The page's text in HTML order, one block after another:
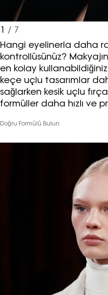
1 / 7
Hangi eyelinerla daha
kontrollüsünüz?
en kolay
keçe uçlu tasarımlar
sağlarken kesik uçlu
formüller daha hızlı ve
Doğru Formülü Bulun